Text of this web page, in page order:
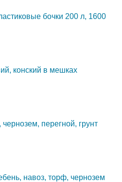
бочки 200 л, 1600
конский в мешках
перегной, грунт
навоз, торф, чернозем